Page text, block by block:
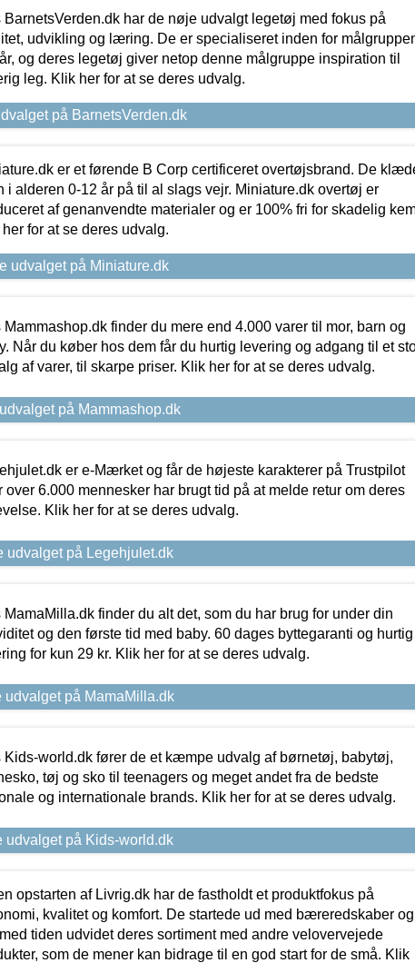
BarnetsVerden.dk har de nøje udvalgt legetøj med fokus på
udvikling og læring. De er specialiseret inden for
og deres legetøj giver netop denne målgruppe inspiration til
leg. Klik her for at se deres udvalg.
på BarnetsVerden.dk
er et førende B Corp certificeret overtøjsbrand. De
i alderen 0-12 år på til al slags vejr. Miniature.dk overtøj er
af genanvendte materialer og er 100% fri for skadelig
her for at se deres udvalg.
udvalget på Miniature.dk
Mammashop.dk finder du mere end 4.000 varer til mor, barn og
Når du køber hos dem får du hurtig levering og adgang til et
af varer, til skarpe priser. Klik her for at se deres udvalg.
på Mammashop.dk
er e-Mærket og får de højeste karakterer på Trustpilot
over 6.000 mennesker har brugt tid på at melde retur om deres
Klik her for at se deres udvalg.
udvalget på Legehjulet.dk
MamaMilla.dk finder du alt det, som du har brug for under din
og den første tid med baby. 60 dages byttegaranti og hurtig
for kun 29 kr. Klik her for at se deres udvalg.
udvalget på MamaMilla.dk
Kids-world.dk fører de et kæmpe udvalg af børnetøj, babytøj,
tøj og sko til teenagers og meget andet fra de bedste
og internationale brands. Klik her for at se deres udvalg.
udvalget på Kids-world.dk
opstarten af Livrig.dk har de fastholdt et produktfokus på
kvalitet og komfort. De startede ud med bæreredskaber og
tiden udvidet deres sortiment med andre velovervejede
som de mener kan bidrage til en god start for de små. Klik